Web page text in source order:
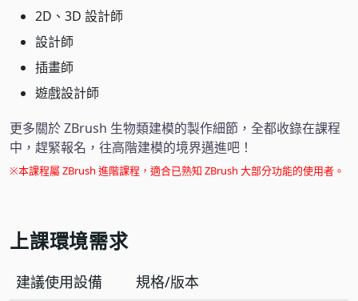
2D、3D 設計師
設計師
插畫師
遊戲設計師
更多關於 ZBrush 生物類建模的製作細節，全都收錄在課程
中，趕緊報名，往高階建模的境界邁進吧！
※本課程屬 ZBrush 進階課程，適合已熟知 ZBrush 大部分功能的使用者。
上課環境需求
建議使用設備 規格/版本